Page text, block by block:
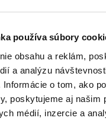
používa súbory
obsahu a reklám,
a analýzu
o tom, ako
poskytujeme aj našim
médií, inzercie a
SANGI, biela
(27x)